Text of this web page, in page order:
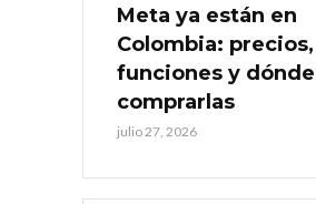
Meta ya están en
Colombia: precios,
funciones y dónde
comprarlas
julio 27, 2026